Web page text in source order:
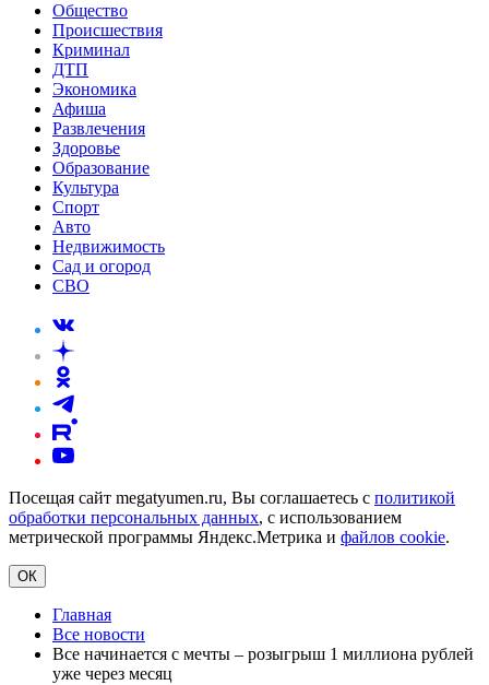
Общество
Происшествия
Криминал
ДТП
Экономика
Афиша
Развлечения
Здоровье
Образование
Культура
Спорт
Авто
Недвижимость
Сад и огород
СВО
Посещая сайт megatyumen.ru, Вы соглашаетесь с политикой
обработки персональных данных, с использованием
метрической программы Яндекс.Метрика и файлов cookie.
ОК
Главная
Все новости
Все начинается с мечты – розыгрыш 1 миллиона рублей
уже через месяц